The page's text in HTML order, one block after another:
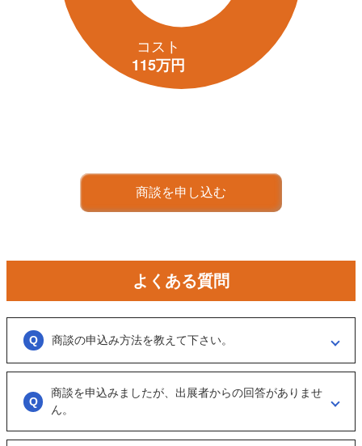
商談を申し込む
よくある質問
商談の申込み方法を教えて下さい。
「商談を申し込む」ボタンからお申し込みください。
商談といっても、急に条件、金額交渉を行う訳ではなくまずは、どのよ
うな事業をされているのか？
可能であれば、詳細情報を出して欲しいと連絡ください。
商談を申込みましたが、出展者からの回答がありませ
ん。
大変申し訳ございません。こちらも、回答がない出展者には返事をする